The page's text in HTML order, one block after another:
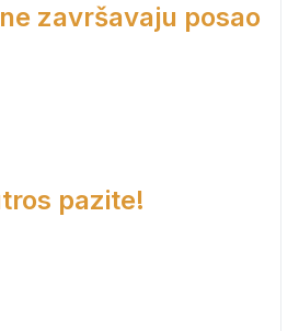
završavaju posao
pazite!